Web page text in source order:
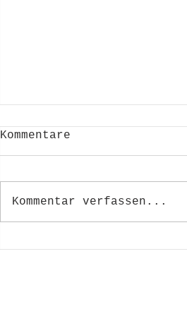
Kommentare
Kommentar verfassen...